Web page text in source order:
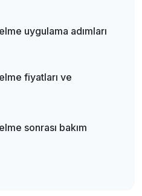
uygulama adımları
fiyatları ve
sonrası bakım